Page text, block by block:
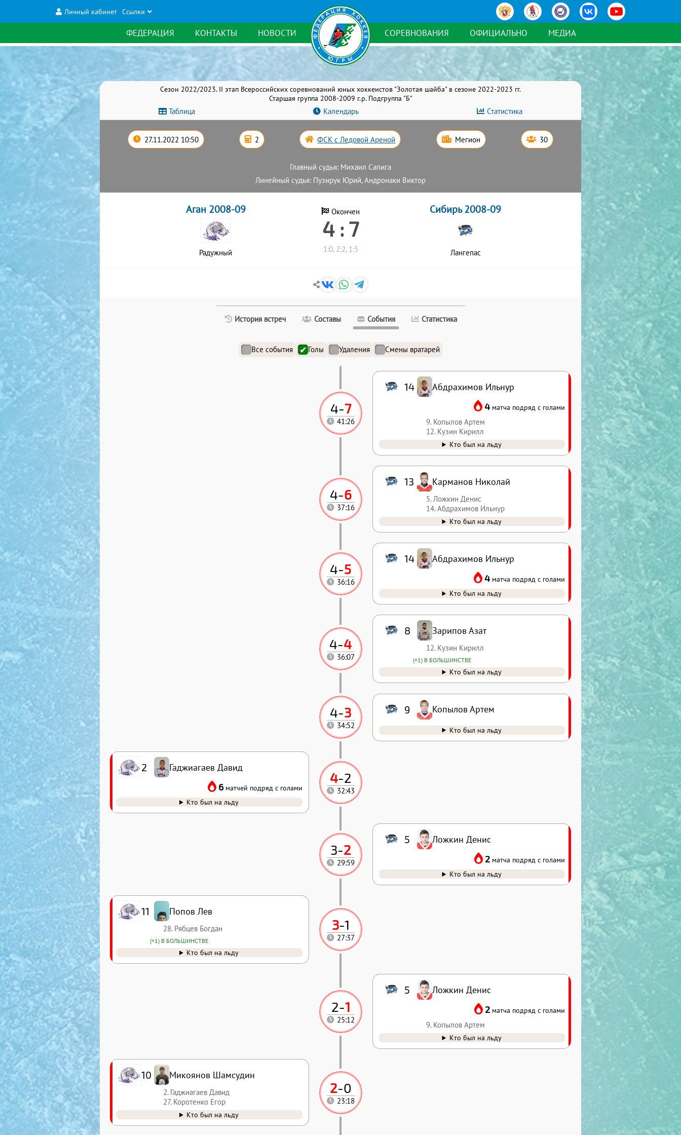
Личный кабинет Ссылки
ФЕДЕРАЦИЯ КОНТАКТЫ НОВОСТИ СОРЕВНОВАНИЯ ОФИЦИАЛЬНО МЕДИА
Сезон 2022/2023. II этап Всероссийских соревнований юных хоккеистов "Золотая шайба" в сезоне 2022-2023 гг.
Старшая группа 2008-2009 г.р. Подгруппа "Б"
Таблица Календарь Статистика
27.11.2022 10:50 2 ФСК с Ледовой Ареной Мегион 30
Главный судья: Михаил Сапига
Линейный судья: Пузирук Юрий, Андронаки Виктор
Аган 2008-09
Радужный
Окончен
4 : 7
1:0, 2:2, 1:5
Сибирь 2008-09
Лангепас
История встреч Составы События Статистика
Все события Голы Удаления Смены вратарей
2-0
23:18
10 Микоянов Шамсудин
2. Гаджиагаев Давид
27. Коротенко Егор
Кто был на льду
2-1
25:12
5 Ложкин Денис
2 матча подряд с голами
9. Копылов Артем
Кто был на льду
3-1
27:37
11 Попов Лев
28. Рябцев Богдан
(+1) В БОЛЬШИНСТВЕ
Кто был на льду
3-2
29:59
5 Ложкин Денис
2 матча подряд с голами
Кто был на льду
4-2
32:43
2 Гаджиагаев Давид
6 матчей подряд с голами
Кто был на льду
4-3
34:52
9 Копылов Артем
Кто был на льду
4-4
36:07
8 Зарипов Азат
12. Кузин Кирилл
(+1) В БОЛЬШИНСТВЕ
Кто был на льду
4-5
36:16
14 Абдрахимов Ильнур
4 матча подряд с голами
Кто был на льду
4-6
37:16
13 Карманов Николай
5. Ложкин Денис
14. Абдрахимов Ильнур
Кто был на льду
4-7
41:26
14 Абдрахимов Ильнур
4 матча подряд с голами
9. Копылов Артем
12. Кузин Кирилл
Кто был на льду